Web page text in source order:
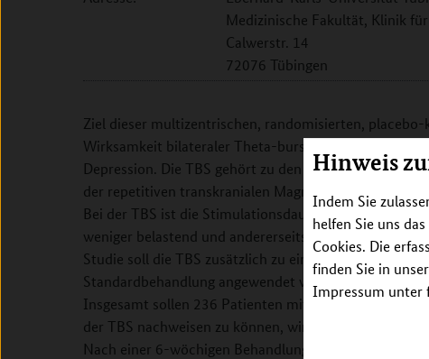
Hinweis
Indem Sie
helfen Sie uns
Cookies. Die
finden Sie in
Impressum unter
Medizinische Fakultät, Klinik
Calwerstr. 14
72076 Tübingen
Ziel dieser multizentrischen, randomisierten,
Wirksamkeit bilateraler Theta-burst-Stimulation
Depression. Die TBS gehört zu den nicht-invasiven
der repetitiven transkranialen Magnetstimulation
Bei der TBS ist die Stimulationsdauer deutlich kürzer,
weniger belastend und andererseits einfacher in die
Studie soll die TBS zusätzlich zu einer
Standardbehandlung angewendet werden, um die
Insgesamt sollen 236 Patienten mit Depression an
der TBS nachweisen zu können, wird die Hälfte der
Nach einer 6-wöchigen Behandlungsphase werden die